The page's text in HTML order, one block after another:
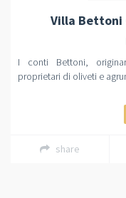
Villa Bettoni
I conti Bettoni,
proprietari di oliveti e
share